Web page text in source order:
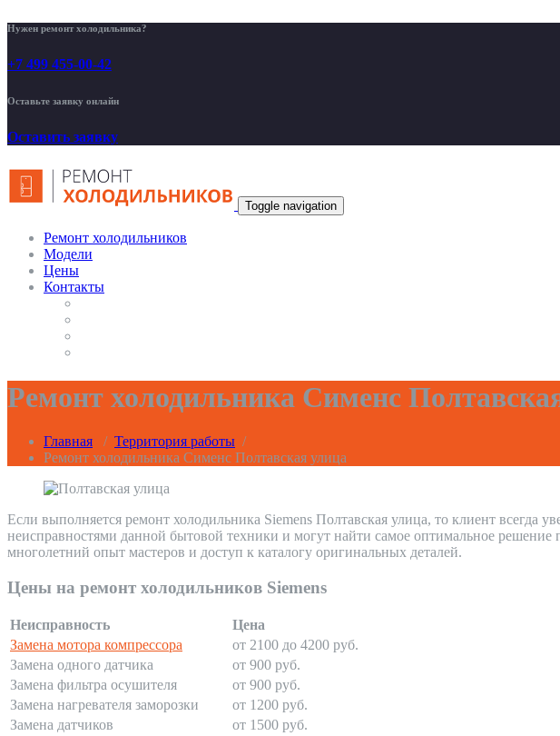
Нужен ремонт холодильника?
+7 499 455-00-42
Оставьте заявку онлайн
Оставить заявку
Toggle navigation
Ремонт холодильников
Модели
Цены
Контакты
Ремонт холодильника Сименс
Главная / Территория работы /
Ремонт холодильника Сименс Полтавская улица
Если выполняется ремонт холодильника Siemens Полтавская улица, то клиент всегда
неисправностями данной бытовой техники и могут найти самое оптимальное
многолетний опыт мастеров и доступ к каталогу оригинальных деталей.
Цены на ремонт холодильников Siemens
Неисправность
Цена
Замена мотора компрессора
от 2100 до 4200 руб.
Замена одного датчика
от 900 руб.
Замена фильтра осушителя
от 900 руб.
Замена нагревателя заморозки
от 1200 руб.
Замена датчиков
от 1500 руб.